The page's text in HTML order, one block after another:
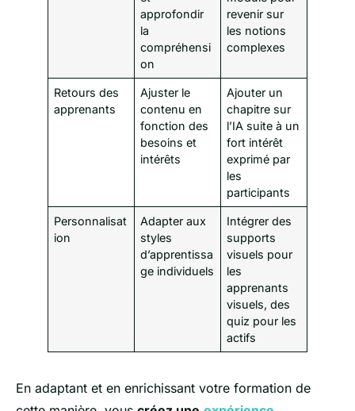
approfondir
la
compréhensi
on
revenir sur
les notions
complexes
Retours des
apprenants
Ajuster le
contenu en
fonction des
besoins et
intérêts
Ajouter un
chapitre sur
l’IA suite à un
fort intérêt
exprimé par
les
participants
Personnalisat
ion
Adapter aux
styles
d’apprentissa
ge individuels
Intégrer des
supports
visuels pour
les
apprenants
visuels, des
quiz pour les
actifs
En adaptant et en enrichissant votre formation de